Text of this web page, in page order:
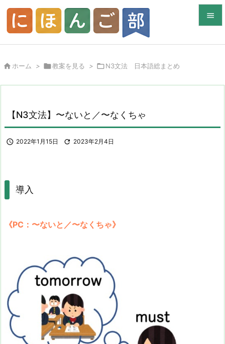

メニュ

 ホーム > 教案を見る > N3文法 日本語総まとめ
【N3文法】〜ないと／〜なくちゃ
 2022年1月15日  2023年2月4日
導入
《PC：〜ないと／〜なくちゃ》